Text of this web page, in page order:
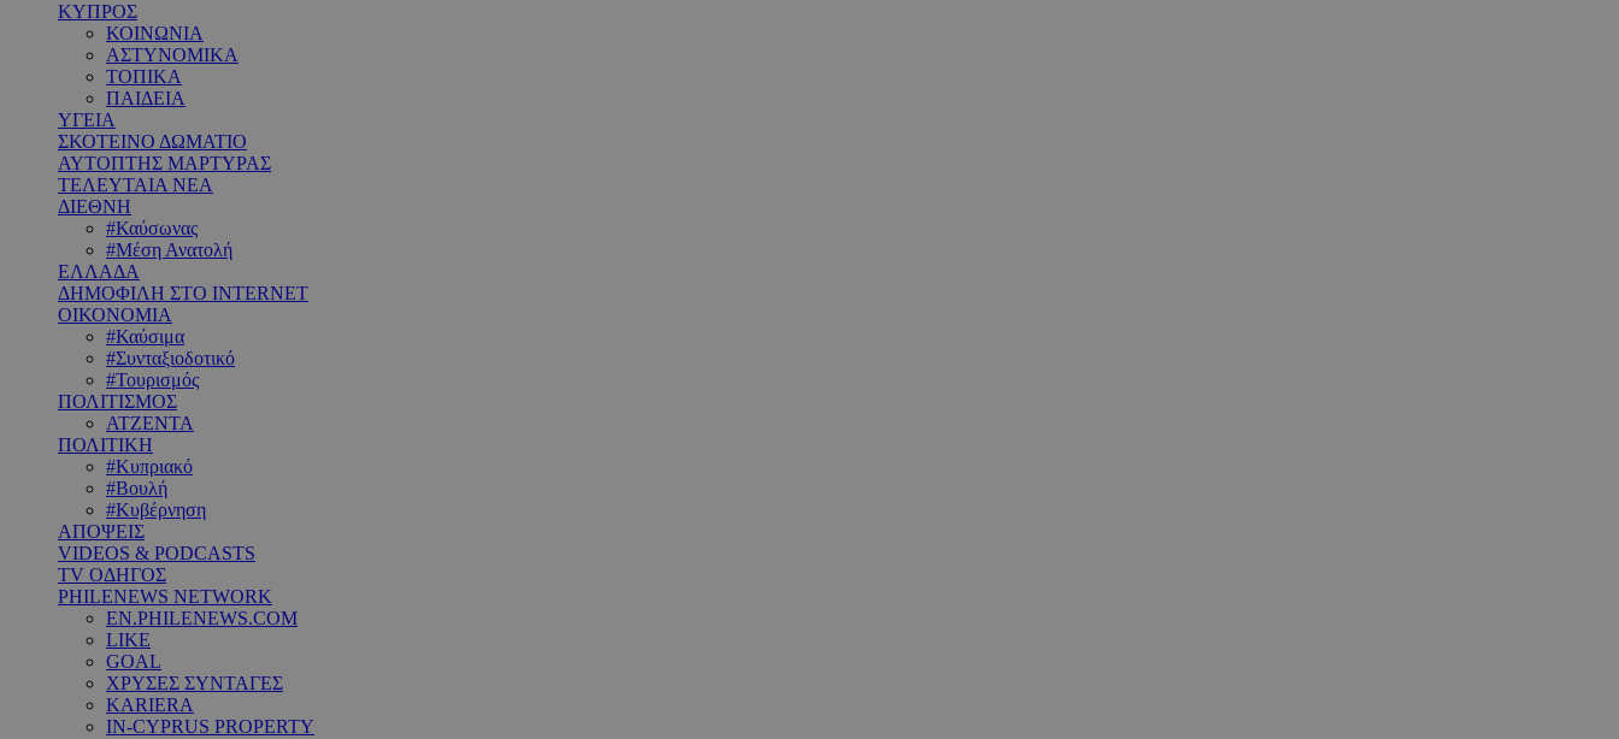
ΚΥΠΡΟΣ
ΚΟΙΝΩΝΙΑ
ΑΣΤΥΝΟΜΙΚΑ
ΤΟΠΙΚΑ
ΠΑΙΔΕΙΑ
ΥΓΕΙΑ
ΣΚΟΤΕΙΝΟ ΔΩΜΑΤΙΟ
ΑΥΤΟΠΤΗΣ ΜΑΡΤΥΡΑΣ
ΤΕΛΕΥΤΑΙΑ ΝΕΑ
ΔΙΕΘΝΗ
#Καύσωνας
#Μέση Ανατολή
ΕΛΛΑΔΑ
ΔΗΜΟΦΙΛΗ ΣΤΟ INTERNET
ΟΙΚΟΝΟΜΙΑ
#Καύσιμα
#Συνταξιοδοτικό
#Τουρισμός
ΠΟΛΙΤΙΣΜΟΣ
ΑΤΖΕΝΤΑ
ΠΟΛΙΤΙΚΗ
#Κυπριακό
#Βουλή
#Κυβέρνηση
ΑΠΟΨΕΙΣ
VIDEOS & PODCASTS
TV ΟΔΗΓΟΣ
PHILENEWS NETWORK
EN.PHILENEWS.COM
LIKE
GOAL
ΧΡΥΣΕΣ ΣΥΝΤΑΓΕΣ
KARIERA
IN-CYPRUS PROPERTY